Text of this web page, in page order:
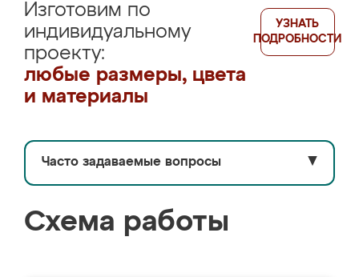
Изготовим по
индивидуальному
проекту:
любые размеры, цвета
и материалы
УЗНАТЬ
ПОДРОБНОСТИ
Часто задаваемые вопросы ▼
Схема работы